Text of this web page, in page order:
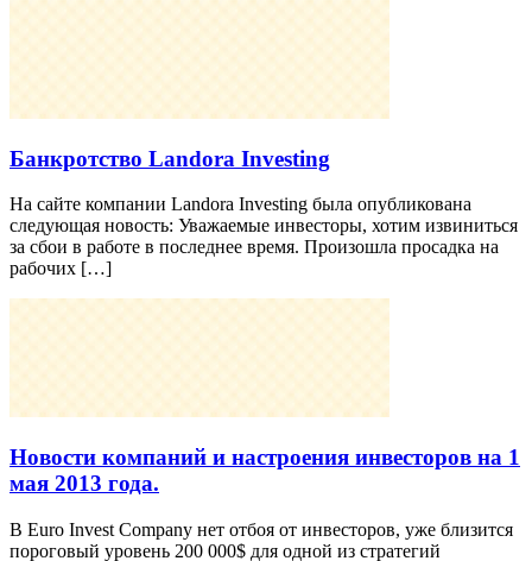
Банкротство Landora Investing
На сайте компании Landora Investing была опубликована
следующая новость: Уважаемые инвесторы, хотим извиниться
за сбои в работе в последнее время. Произошла просадка на
рабочих […]
Новости компаний и настроения инвесторов на 1
мая 2013 года.
В Euro Invest Company нет отбоя от инвесторов, уже близится
пороговый уровень 200 000$ для одной из стратегий